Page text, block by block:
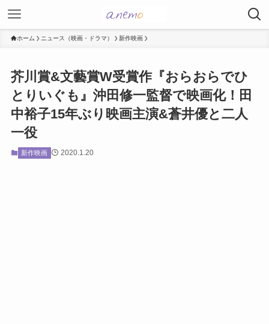
ホーム ニュース（映画・ドラマ） 新作映画
芥川賞&文藝賞W受賞作『おらおらでひ
とりいぐも』沖田修一監督で映画化！田
中裕子15年ぶり映画主演&蒼井優と二人
一役
新作映画 2020.1.20